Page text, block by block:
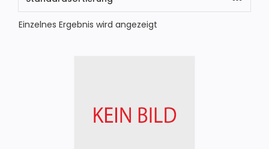
Einzelnes Ergebnis wird angezeigt